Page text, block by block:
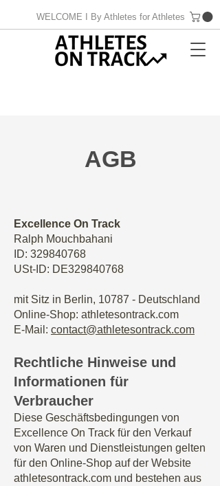
WELCOME I By Athletes for Athletes
AGB
Excellence On Track
Ralph Mouchbahani
ID: 329840768
USt-ID: DE329840768
mit Sitz in Berlin, 10787 - Deutschland
Online-Shop: athletesontrack.com
E-Mail: contact@athletesontrack.com
Rechtliche Hinweise und
Informationen für
Verbraucher
Diese Geschäftsbedingungen von
Excellence On Track für den Verkauf
von Waren und Dienstleistungen gelten
für den Online-Shop auf der Website
athletesontrack.com und bestehen aus